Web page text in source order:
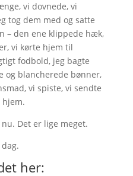
vi dovnede, vi
tog dem med og satte
– den ene klippede hæk,
vi kørte hjem til
fodbold, jeg bagte
blancherede bønner,
vi spiste, vi sendte
Det er lige meget.
her: